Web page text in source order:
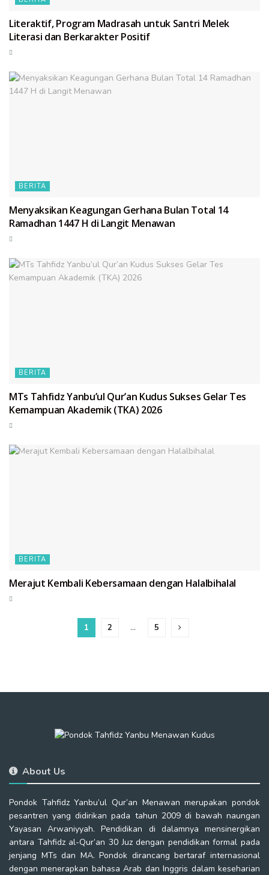
Literaktif, Program Madrasah untuk Santri Melek
Literasi dan Berkarakter Positif
BERITA
Menyaksikan Keagungan Gerhana Bulan Total 14
Ramadhan 1447 H di Langit Menawan
BERITA
MTs Tahfidz Yanbu’ul Qur’an Kudus Sukses Gelar Tes
Kemampuan Akademik (TKA) 2026
BERITA
Merajut Kembali Kebersamaan dengan Halalbihalal
1 2 … 5
About Us
Pondok Tahfidz Yanbu’ul Qur’an Menawan merupakan pondok
pesantren yang didirikan pada tahun 2009 di bawah naungan
Yayasan Arwaniyyah. Pendidikan di dalamnya mensinergikan
antara Tahfidz al-Qur’an 30 Juz dengan pendidikan formal pada
jenjang MTs dan MA. Pondok dirancang bertaraf internasional
dengan menerapkan bahasa Arab dan Inggris dalam keseharian